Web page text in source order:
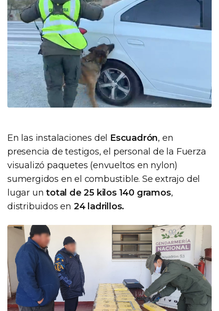
En las instalaciones del Escuadrón, en
presencia de testigos, el personal de la Fuerza
visualizó paquetes (envueltos en nylon)
sumergidos en el combustible. Se extrajo del
lugar untotal de 25 kilos 140 gramos,
distribuidos en 24 ladrillos.